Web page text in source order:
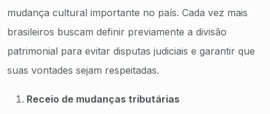
mudança cultural importante no país. Cada vez mais
brasileiros buscam definir previamente a divisão
patrimonial para evitar disputas judiciais e garantir que
suas vontades sejam respeitadas.
Receio de mudanças tributárias